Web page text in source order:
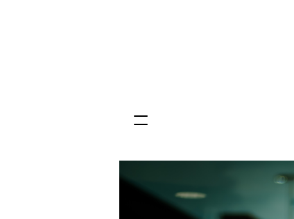
Hopp